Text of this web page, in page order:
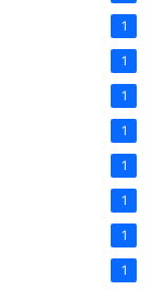
1
1
1
1
1
1
1
1